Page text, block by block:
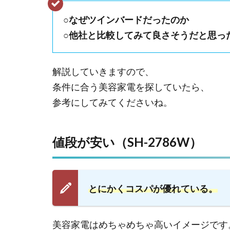
○なぜツインバードだったのか
○他社と比較してみて良さそうだと思っ
解説していきますので、
条件に合う美容家電を探していたら、
参考にしてみてくださいね。
値段が安い（SH-2786W）
とにかくコスパが優れている。
美容家電はめちゃめちゃ高いイメージです